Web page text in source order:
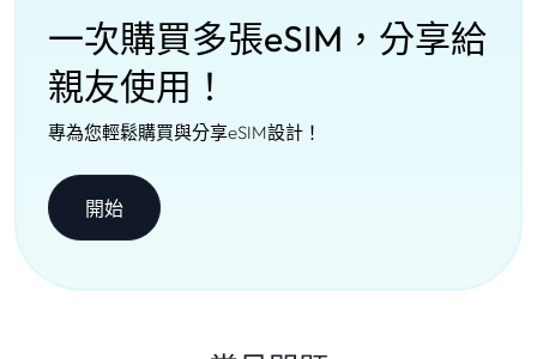
一次購買多張eSIM，分享給
親友使用！
專為您輕鬆購買與分享eSIM設計！
開始